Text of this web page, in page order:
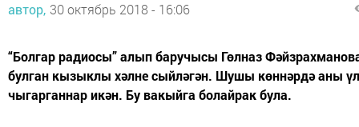
автор, 30 октябрь 2018 - 16:06
“Болгар радиосы” алып баручысы Гөлназ
булган кызыклы хәлне сыйләгән. Шушы көннәрдә аны
чыгарганнар икән. Бу вакыйга болайрак була.